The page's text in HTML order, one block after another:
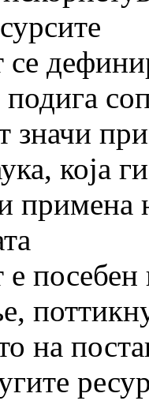
подига
значи
која
примена
е
на